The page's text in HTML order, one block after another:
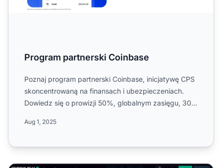
Program partnerski Coinbase
Poznaj program partnerski Coinbase, inicjatywę CPS
skoncentrowaną na finansach i ubezpieczeniach.
Dowiedz się o prowizji 50%, globalnym zasięgu, 30-
Aug 1, 2025